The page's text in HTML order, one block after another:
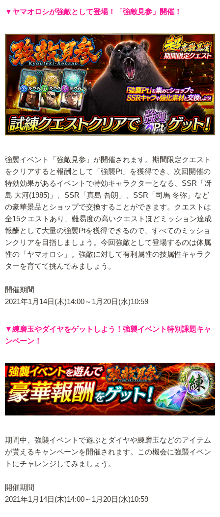
▼ヤマオロシが強敵として登場！「強敵見参」開催！
強襲イベント「強敵見参」が開催されます。期間限定クエスト
をクリアすると報酬として「強襲Pt」を獲得でき、次回開催の
特効効果があるイベントで特効キャラクターとなる、SSR「冴
島 大河(1985)」、SSR「真島 吾朗」、SSR「司馬 冬弥」など
の豪華景品とショップで交換することができます。クエストは
全15クエストあり、難易度の高いクエストほどミッション達成
報酬として大量の強襲Ptを獲得できるので、すべてのミッショ
ンクリアを目指しましょう。今回強敵として登場するのは体属
性の「ヤマオロシ」。強敵に対して有利属性の技属性キャラク
ターを育てて挑んでみましょう。
開催期間
2021年1月14日(木)14:00～1月20日(水)10:59
▼練磨玉やダイヤをゲットしよう！強襲イベント特別課題キャ
ンペーン！
期間中、強襲イベントで遊ぶとダイヤや練磨玉などのアイテム
が貰えるキャンペーンを開催されます。この機会に強襲イベン
トにチャレンジしてみましょう。
開催期間
2021年1月14日(木)14:00～1月20日(水)10:59